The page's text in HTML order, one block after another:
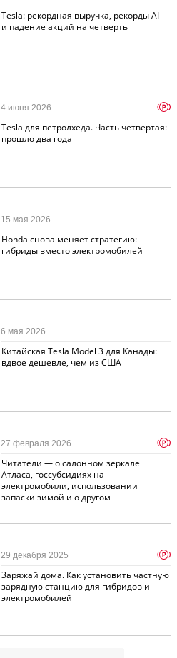
Tesla: рекордная выручка, рекорды AI —
и падение акций на четверть
Tesla для петролхеда. Часть четвертая:
прошло два года
4 июня 2026 p
Honda снова меняет стратегию:
гибриды вместо электромобилей
15 мая 2026
Китайская Tesla Model 3 для Канады:
вдвое дешевле, чем из США
6 мая 2026
Читатели — о салонном зеркале
Атласа, госсубсидиях на
электромобили, использовании
запаски зимой и о другом
27 февраля 2026 p
Заряжай дома. Как установить частную
зарядную станцию для гибридов и
электромобилей
29 декабря 2025 p